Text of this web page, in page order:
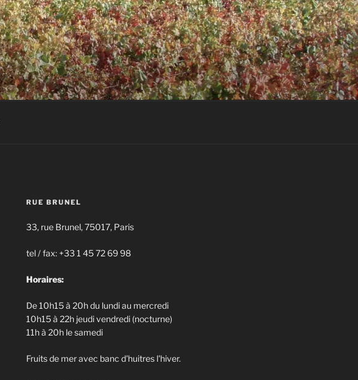
RUE BRUNEL
33, rue Brunel, 75017, Paris
tel / fax: +33 1 45 72 69 98
Horaires:
De 10h15 à 20h du lundi au mercredi
10h15 à 22h jeudi vendredi (nocturne)
11h à 20h le samedi
Fruits de mer avec banc d'huitres l'hiver.